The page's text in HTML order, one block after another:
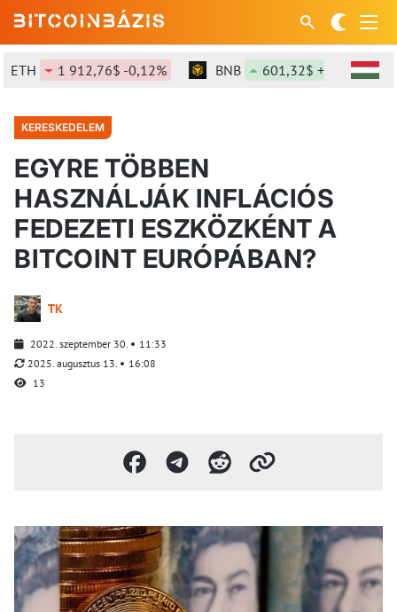
1 912,76$ -0,12% BNB 601,32$ +1,46%
KERESKEDELEM
EGYRE TÖBBEN
HASZNÁLJÁK INFLÁCIÓS
FEDEZETI ESZKÖZKÉNT A
BITCOINT EURÓPÁBAN?
TK
2022. szeptember 30.
11:33
2025. augusztus 13.
16:08
13